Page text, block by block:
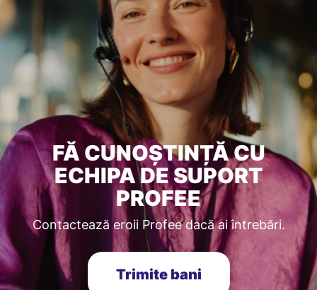
FĂ CUNOȘTINȚĂ CU
ECHIPA DE SUPORT
PROFEE
Contactează eroii Profee dacă ai întrebări.
Trimite bani